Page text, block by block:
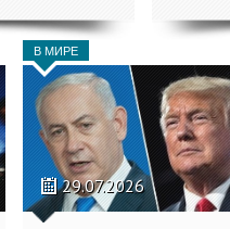
В МИРЕ
29.07.2026